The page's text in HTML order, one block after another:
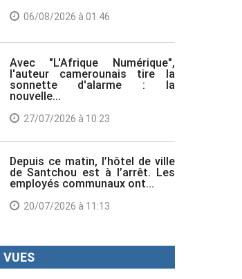
06/08/2026 à 01:46
Avec "L'Afrique Numérique",
l'auteur camerounais tire la
sonnette d'alarme : la
nouvelle...
27/07/2026 à 10:23
Depuis ce matin, l’hôtel de ville
de Santchou est à l’arrêt. Les
employés communaux ont...
20/07/2026 à 11:13
VUES